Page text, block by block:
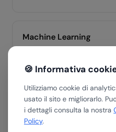
🍪 Informativa
Utilizziamo cookie di
usato il sito e migliorarlo.
i dettagli consulta la nostra
Policy.
Machine Learning
senza essere
Memoria a lungo termine